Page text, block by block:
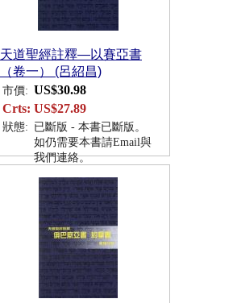
天道聖經註釋—以賽亞書
（卷一） (呂紹昌)
市價: US$30.98
Crts: US$27.89
狀態: 已斷版 - 本書已斷版。
如仍需要本書請Email與
我們連絡。